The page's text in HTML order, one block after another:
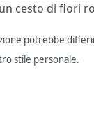
cesto di fiori
potrebbe
stile personale.